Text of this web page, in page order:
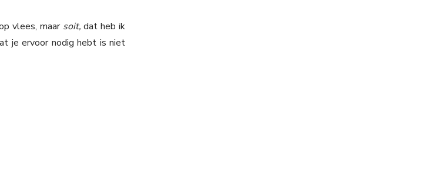
vlees, maar soit,dat heb ik
je ervoor nodig hebt is niet